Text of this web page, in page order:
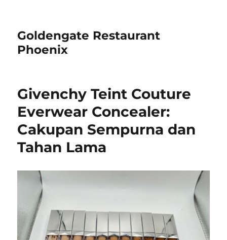
Goldengate Restaurant
Phoenix
Givenchy Teint Couture
Everwear Concealer:
Cakupan Sempurna dan
Tahan Lama